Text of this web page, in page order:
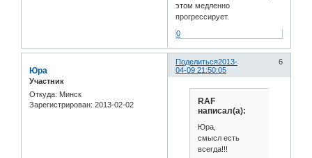
этом медленно
прогрессирует.
0
Поделиться 6
2013-
04-09 21:50:05
Юра
Участник
Откуда: Минск
Зарегистрирован: 2013-02-02
RAF
написал(а):
Юра,
смысл есть
всегда!!!